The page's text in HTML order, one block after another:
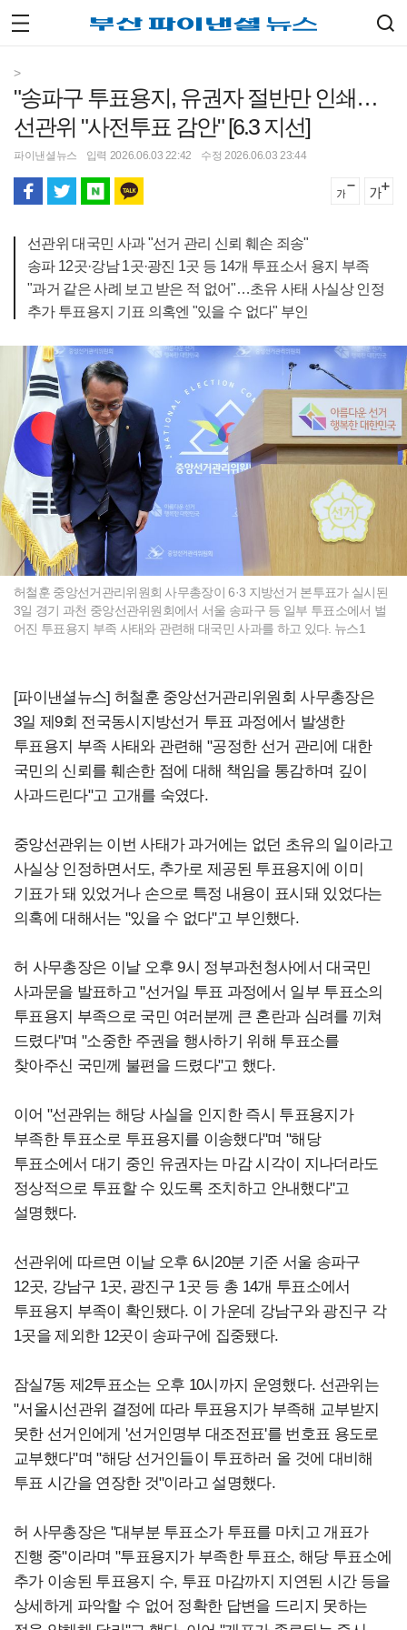
>
"송파구 투표용지, 유권자 절반만 인쇄…
선관위 "사전투표 감안" [6.3 지선]
파이낸셜뉴스 입력 2026.06.03 22:42 수정 2026.06.03 23:44
선관위 대국민 사과 "선거 관리 신뢰 훼손 죄송"
송파 12곳·강남 1곳·광진 1곳 등 14개 투표소서 용지 부족
"과거 같은 사례 보고 받은 적 없어"…초유 사태 사실상 인정
추가 투표용지 기표 의혹엔 "있을 수 없다" 부인
허철훈 중앙선거관리위원회 사무총장이 6·3 지방선거 본투표가 실시된
3일 경기 과천 중앙선관위원회에서 서울 송파구 등 일부 투표소에서 벌
어진 투표용지 부족 사태와 관련해 대국민 사과를 하고 있다. 뉴스1
[파이낸셜뉴스] 허철훈 중앙선거관리위원회 사무총장은
3일 제9회 전국동시지방선거 투표 과정에서 발생한
투표용지 부족 사태와 관련해 "공정한 선거 관리에 대한
국민의 신뢰를 훼손한 점에 대해 책임을 통감하며 깊이
사과드린다"고 고개를 숙였다.
중앙선관위는 이번 사태가 과거에는 없던 초유의 일이라고
사실상 인정하면서도, 추가로 제공된 투표용지에 이미
기표가 돼 있었거나 손으로 특정 내용이 표시돼 있었다는
의혹에 대해서는 "있을 수 없다"고 부인했다.
허 사무총장은 이날 오후 9시 정부과천청사에서 대국민
사과문을 발표하고 "선거일 투표 과정에서 일부 투표소의
투표용지 부족으로 국민 여러분께 큰 혼란과 심려를 끼쳐
드렸다"며 "소중한 주권을 행사하기 위해 투표소를
찾아주신 국민께 불편을 드렸다"고 했다.
이어 "선관위는 해당 사실을 인지한 즉시 투표용지가
부족한 투표소로 투표용지를 이송했다"며 "해당
투표소에서 대기 중인 유권자는 마감 시각이 지나더라도
정상적으로 투표할 수 있도록 조치하고 안내했다"고
설명했다.
선관위에 따르면 이날 오후 6시20분 기준 서울 송파구
12곳, 강남구 1곳, 광진구 1곳 등 총 14개 투표소에서
투표용지 부족이 확인됐다. 이 가운데 강남구와 광진구 각
1곳을 제외한 12곳이 송파구에 집중됐다.
잠실7동 제2투표소는 오후 10시까지 운영했다. 선관위는
"서울시선관위 결정에 따라 투표용지가 부족해 교부받지
못한 선거인에게 '선거인명부 대조전표'를 번호표 용도로
교부했다"며 "해당 선거인들이 투표하러 올 것에 대비해
투표 시간을 연장한 것"이라고 설명했다.
허 사무총장은 "대부분 투표소가 투표를 마치고 개표가
진행 중"이라며 "투표용지가 부족한 투표소, 해당 투표소에
추가 이송된 투표용지 수, 투표 마감까지 지연된 시간 등을
상세하게 파악할 수 없어 정확한 답변을 드리지 못하는